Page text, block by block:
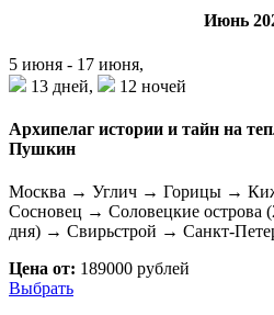
Июнь
5 июня - 17 июня,
13 дней,
12 ночей
Архипелаг истории и тайн на
Пушкин
Москва → Углич → Горицы →
Сосновец → Соловецкие острова
дня) → Свирьстрой → Санкт-
Цена от: 189000 рублей
Выбрать